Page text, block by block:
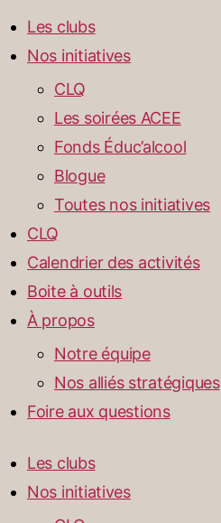
Les clubs
Nos initiatives
CLQ
Les soirées ACEE
Fonds Éduc’alcool
Blogue
Toutes nos initiatives
CLQ
Calendrier des activités
Boite à outils
À propos
Notre équipe
Nos alliés stratégiques
Foire aux questions
Les clubs
Nos initiatives